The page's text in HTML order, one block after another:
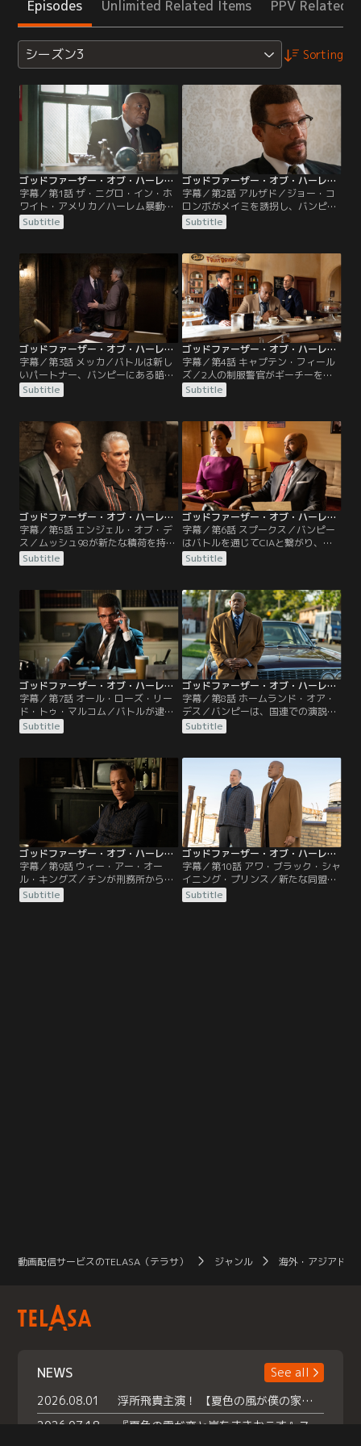
Episodes Unlimited Related Items PPV Related
シーズン3 Sorting
ゴッドファーザー・オブ・ハーレム シーズン3 第01話／字幕
字幕／第1話 ザ・ニグロ・イン・ホ
ワイト・アメリカ／ハーレム暴動の
後、イタリアンマフィアからの多額
の借金返済のために、バンピーは銀
輸送車を強盗するが…。オマーはエ
リースとマルコムXに再び気に入ら
れようとする。ステラは身近な人物
からの襲撃で命を狙われる。
Subtitle
ゴッドファーザー・オブ・ハーレム シーズン3 第02話／字幕
字幕／第2話 アルザド／ジョー・コ
ロンボがメイミを誘拐し、バンピー
は激怒し、来るべき戦争に備える。
同盟が必要だと分かっているバンピ
バトルと手を組む。一方、チンはコ
ロンボにステラの保護を命じる。
Subtitle
ゴッドファーザー・オブ・ハーレム シーズン3 第03話／字幕
字幕／第3話 メッカ／バトルは新し
いパートナー、バンピーにある暗殺
を依頼する。メッカへの巡礼のため
にサウジアラビアを訪れたマルコム
う…。地方検事局は、ギャングと関
わりを持つメイミを標的にする。
Subtitle
ゴッドファーザー・オブ・ハーレム シーズン3 第04話／字幕
字幕／第4話 キャプテン・フィール
ズ／2人の制服警官がギーチーを襲
い、バンピーとバトルは地元27分署
の支配権を握ろうと画策する。ステ
かを決める。一方、カイロではマル
コムXの命が狙われる。
Subtitle
ゴッドファーザー・オブ・ハーレム シーズン3 第05話／字幕
字幕／第5話 エンジェル・オブ・デ
ス／ムッシュ98が新たな積荷を持ち
込んで戻ってくると、バンピーとコ
ロンボはヘロイン取引の支配権をめ
にロマンチックなアピールを試み
る。ペティグルーはキューバ人女性
との恋愛関係を通じてコカインを発
見する。
Subtitle
ゴッドファーザー・オブ・ハーレム シーズン3 第06話／字幕
字幕／第6話 スプークス／バンピー
はバトルを通じてCIAと繋がり、新
しいドラッグであるコカインの安定
した供給ルートを確保しようとす
れようとして、FBIのファインマンに
嘘をつく。
Subtitle
ゴッドファーザー・オブ・ハーレム シーズン3 第07話／字幕
字幕／第7話 オール・ローズ・リー
ド・トゥ・マルコム／バトルが逮捕
され、バンピーは彼を釈放させ、組
織内のスパイを見つけ出すために動
コムXが想定より敵が多いことを知
る。一方、コロンボはチンが自分を
暗殺しようとした理由を調査し、メ
イミはアーチーの死によってバンピ
ーから離れていく。
Subtitle
ゴッドファーザー・オブ・ハーレム シーズン3 第08話／字幕
字幕／第8話 ホームランド・オア・
デス／バンピーは、国連での演説の
場でマルコムXとチェ・ゲバラを暗
殺するというCIAの陰謀を阻止す
筆。オリンピアはルイス神父を利用
して、トラブルから逃れる。リリア
ンは夫の死の真相を突き止めるため
に私立探偵を雇う。
Subtitle
ゴッドファーザー・オブ・ハーレム シーズン3 第09話／字幕
字幕／第9話 ウィー・アー・オー
ル・キングズ／チンが刑務所から出
所し、コロンボを委員会から排除し
ようと動き出す。マルコムXは公民
Subtitle
ゴッドファーザー・オブ・ハーレム シーズン3 第10話（最終話）／字幕
字幕／第10話 アワ・ブラック・シャ
イニング・プリンス／新たな同盟を
組んだバンピーとチンは、コロンボ
とバトルがヘロイン、銃、コカイン
Subtitle
動画配信サービスのTELASA（テラサ） ジャンル 海外・アジアドラ
NEWS
See all
2026.08.01
浮所飛貴主演！ 【夏色の風が僕の家にやってきた】 本日よりテラサで独占配信スタート！
2026.07.18
『夏色の雲が恋と嵐をまきおこす』スペシャルメイキング 【Part1】2026年７月18日（土）23時30分～配信スタート！話題のシーンの裏側を大公開！豪華キャスト大集合！ 『武宮家 真夏の家族会議』開催！